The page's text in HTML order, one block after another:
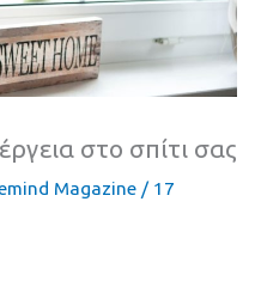
στο σπίτι σας
Magazine / 17